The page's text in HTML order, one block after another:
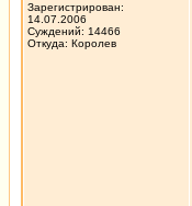
Зарегистрирован:
14.07.2006
Суждений: 14466
Откуда: Королев